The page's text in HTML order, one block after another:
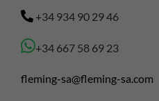
+34 934 90 29 46
+34 667 58 69 23
fleming-sa@fleming-sa.com